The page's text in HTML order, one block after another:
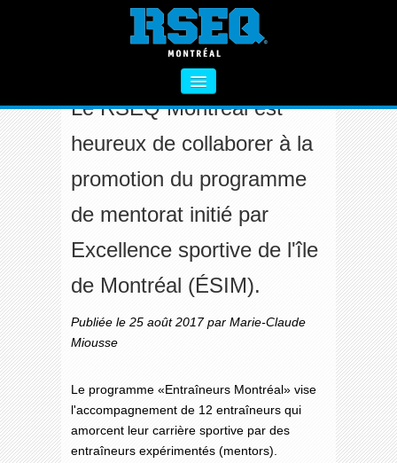
À PROPOS
SECTEUR PRIMAIRE
SECTEUR SECONDAIRE
VIE SAINE
FORMATIONS
ACTIVITÉS COMPLÉMENTAIRES
NOUS CONTACTER
PROGRAMME DE MENTORAT POUR LES
ENTRAÎNEURS
Le RSEQ Montréal est
heureux de collaborer à la
promotion du programme
de mentorat initié par
Excellence sportive de l'île
de Montréal (ÉSIM).
Publiée le 25 août 2017 par Marie-Claude
Miousse
Le programme «Entraîneurs Montréal» vise
l'accompagnement de 12 entraîneurs qui
amorcent leur carrière sportive par des
entraîneurs expérimentés (mentors).